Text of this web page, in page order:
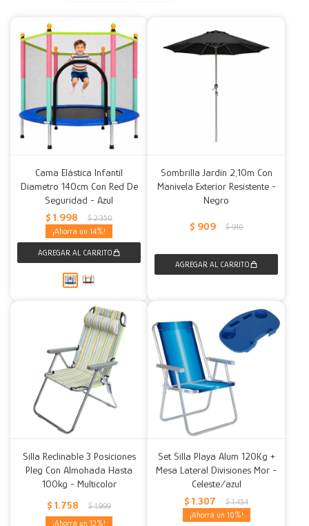
Cama Elástica Infantil
Diametro 140cm Con Red De
Seguridad - Azul
$ 1.998 $ 2.350
14
Sombrilla Jardín 2,10m Con
Manivela Exterior Resistente -
Negro
$ 909 $ 910
Silla Reclinable 3 Posiciones
Pleg Con Almohada Hasta
100kg - Multicolor
$ 1.758 $ 1.999
12
Set Silla Playa Alum 120Kg +
Mesa Lateral Divisiones Mor -
Celeste/azul
$ 1.307 $ 1.454
10
Mesas
Calefactores
Acolchados y Frazadas
Fundas
Decoración
Accesorios para el hogar
Accesorios
Muebles Infantiles